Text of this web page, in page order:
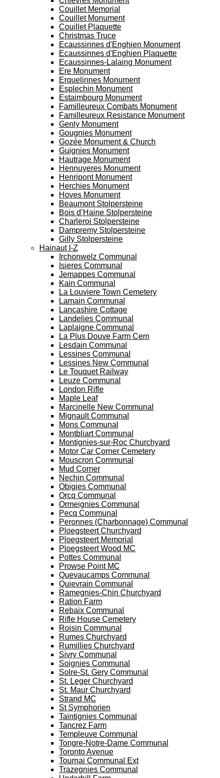
Couillet Memorial
Couillet Monument
Couillet Plaquette
Christmas Truce
Ecaussinnes d'Enghien Monument
Ecaussinnes d'Enghien Plaquette
Ecaussinnes-Lalaing Monument
Ere Monument
Erquelinnes Monument
Esplechin Monument
Estaimbourg Monument
Familleureux Combats Monument
Familleureux Resistance Monument
Genly Monument
Gougnies Monument
Gozée Monument & Church
Guignies Monument
Hautrage Monument
Hennuyeres Monument
Henripont Monument
Herchies Monument
Hoves Monument
Beaumont Stolpersteine
Bois d’Haine Stolpersteine
Charleroi Stolpersteine
Dampremy Stolpersteine
Gilly Stolpersteine
Hainaut I-Z
Irchonwelz Communal
Isieres Communal
Jemappes Communal
Kain Communal
La Louviere Town Cemetery
Lamain Communal
Lancashire Cottage
Landelies Communal
Laplaigne Communal
La Plus Douve Farm Cem
Lesdain Communal
Lessines Communal
Lessines New Communal
Le Touquet Railway
Leuze Communal
London Rifle
Maple Leaf
Marcinelle New Communal
Mignault Communal
Mons Communal
Montbliart Communal
Montignies-sur-Roc Churchyard
Motor Car Corner Cemetery
Mouscron Communal
Mud Corner
Nechin Communal
Obigies Communal
Orcq Communal
Ormeignies Communal
Pecq Communal
Peronnes (Charbonnage) Communal
Ploegsteert Churchyard
Ploegsteert Memorial
Ploegsteert Wood MC
Pottes Communal
Prowse Point MC
Quevaucamps Communal
Quievrain Communal
Ramegnies-Chin Churchyard
Ration Farm
Rebaix Communal
Rifle House Cemetery
Roisin Communal
Rumes Churchyard
Rumillies Churchyard
Sivry Communal
Soignies Communal
Solre-St. Gery Communal
St. Leger Churchyard
St. Maur Churchyard
Strand MC
St Symphorien
Taintignies Communal
Tancrez Farm
Templeuve Communal
Tongre-Notre-Dame Communal
Toronto Avenue
Tournai Communal Ext
Trazegnies Communal